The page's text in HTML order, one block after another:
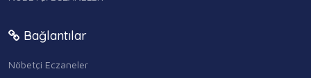
Bağlantılar
Nöbetçi Eczaneler